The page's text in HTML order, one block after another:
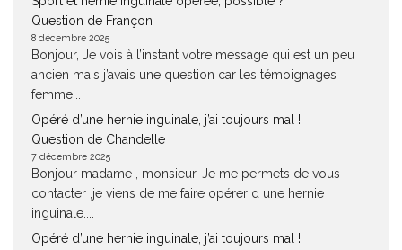
Question de Françon
8 décembre 2025
Bonjour, Je vois à l’instant votre message qui est un peu
ancien mais j’avais une question car les témoignages
femme...
Opéré d’une hernie inguinale, j’ai toujours mal !
Question de Chandelle
7 décembre 2025
Bonjour madame , monsieur, Je me permets de vous
contacter ,je viens de me faire opérer d une hernie
inguinale....
Opéré d’une hernie inguinale, j’ai toujours mal !